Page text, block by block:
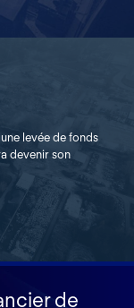
levée de fonds
devenir son
de